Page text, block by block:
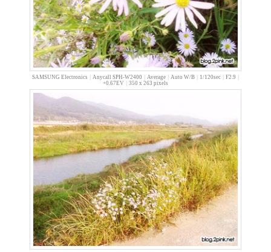
SAMSUNG Electronics Anycall SPH-W2400 Average Auto W/B 1/120sec F2.9
+0.67EV
350 x 263 pixels
2006
2006
2006
2006